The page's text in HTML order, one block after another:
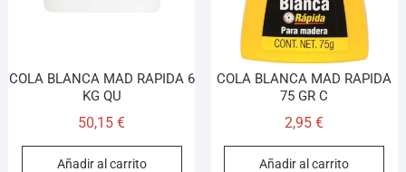
COLA BLANCA MAD RAPIDA 6
KG QU
50,15€
Añadir al carrito
COLA BLANCA MAD RAPIDA
75 GR C
2,95€
Añadir al carrito